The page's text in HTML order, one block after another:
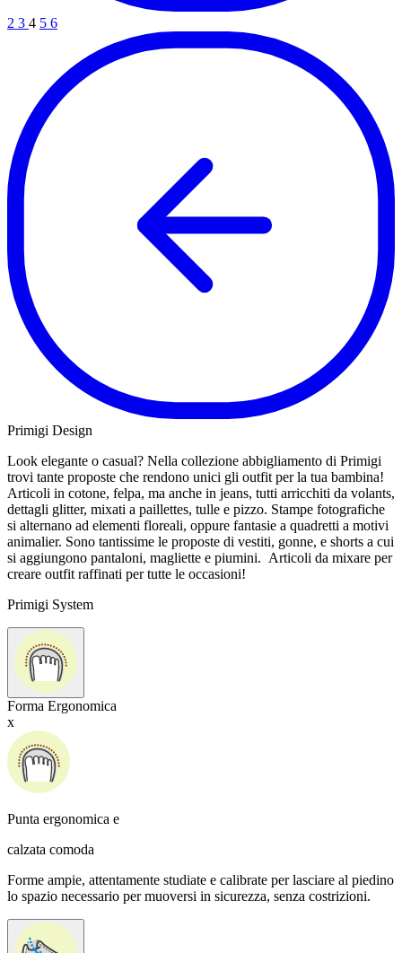
2 3 4 5 6
Primigi Design
Look elegante o casual? Nella collezione abbigliamento di Primigi
trovi tante proposte che rendono unici gli outfit per la tua bambina!
Articoli in cotone, felpa, ma anche in jeans, tutti arricchiti da volants,
dettagli glitter, mixati a paillettes, tulle e pizzo. Stampe fotografiche
si alternano ad elementi floreali, oppure fantasie a quadretti a motivi
animalier. Sono tantissime le proposte di vestiti, gonne, e shorts a cui
si aggiungono pantaloni, magliette e piumini. Articoli da mixare per
creare outfit raffinati per tutte le occasioni!
Primigi System
Forma Ergonomica
x
Punta ergonomica e
calzata comoda
Forme ampie, attentamente studiate e calibrate per lasciare al piedino
lo spazio necessario per muoversi in sicurezza, senza costrizioni.